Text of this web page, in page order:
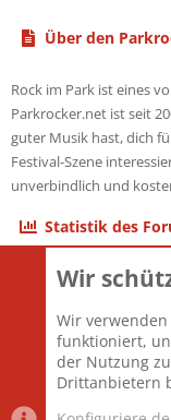
Über den
Rock im Park ist eines
Parkrocker.net ist seit
guter Musik hast, dich
Festival-Szene
unverbindlich und
Statistik des
Themen
Mitglieder
Neuestes Mitglied
Wir
Wir
funktioniert,
der Nutzung
Drittanbietern